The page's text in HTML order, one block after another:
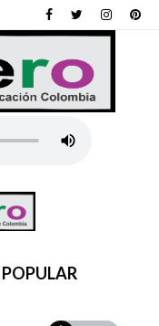
POPULAR